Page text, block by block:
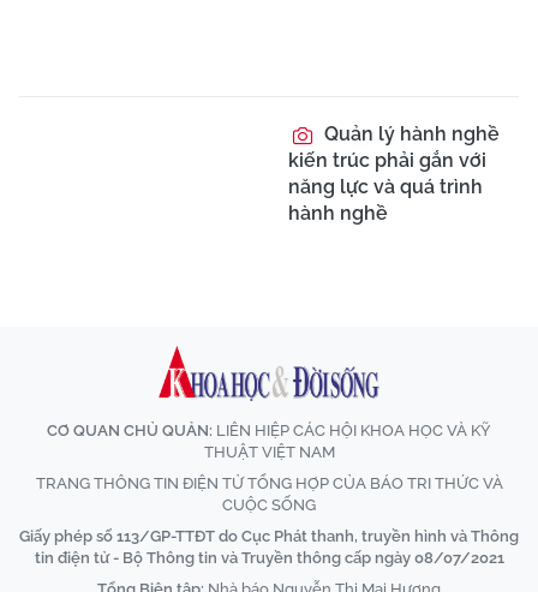
Quản lý hành nghề
kiến trúc phải gắn với
năng lực và quá trình
hành nghề
CƠ QUAN CHỦ QUẢN: LIÊN HIỆP CÁC HỘI KHOA HỌC VÀ KỸ
THUẬT VIỆT NAM
TRANG THÔNG TIN ĐIỆN TỬ TỔNG HỢP CỦA BÁO TRI THỨC VÀ
CUỘC SỐNG
Giấy phép số 113/GP-TTĐT do Cục Phát thanh, truyền hình và Thông
tin điện tử - Bộ Thông tin và Truyền thông cấp ngày 08/07/2021